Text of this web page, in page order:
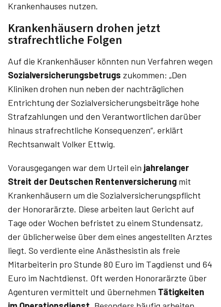
Krankenhauses nutzen.
Krankenhäusern drohen jetzt
strafrechtliche Folgen
Auf die Krankenhäuser könnten nun Verfahren wegen
Sozialversicherungsbetrugs zukommen: „Den
Kliniken drohen nun neben der nachträglichen
Entrichtung der Sozialversicherungsbeiträge hohe
Strafzahlungen und den Verantwortlichen darüber
hinaus strafrechtliche Konsequenzen“, erklärt
Rechtsanwalt Volker Ettwig.
Vorausgegangen war dem Urteil ein jahrelanger
Streit der Deutschen Rentenversicherung mit
Krankenhäusern um die Sozialversicherungspflicht
der Honorarärzte. Diese arbeiten laut Gericht auf
Tage oder Wochen befristet zu einem Stundensatz,
der üblicherweise über dem eines angestellten Arztes
liegt. So verdiente eine Anästhesistin als freie
Mitarbeiterin pro Stunde 80 Euro im Tagdienst und 64
Euro im Nachtdienst. Oft werden Honorarärzte über
Agenturen vermittelt und übernehmen Tätigkeiten